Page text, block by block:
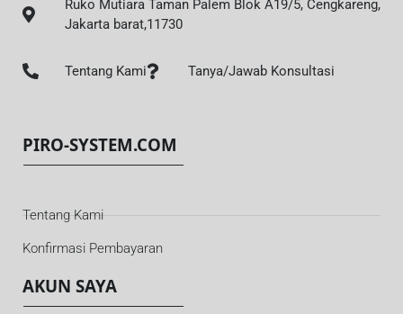
Ruko Mutiara Taman Palem Blok A19/5, Cengkareng,
Jakarta barat,11730
Tentang Kami Tanya/Jawab Konsultasi
PIRO-SYSTEM.COM
Tentang Kami
Konfirmasi Pembayaran
AKUN SAYA